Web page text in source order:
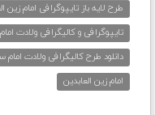
طرح لایه باز تایپوگرافی امام زین
تایپوگرافی و کالیگرافی ولادت
دانلود طرح کالیگرافی ولادت
امام زین العابدین